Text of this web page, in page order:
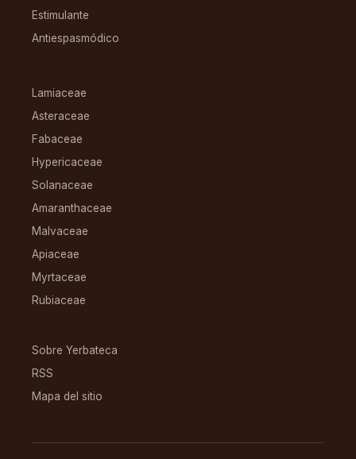
Estimulante
Antiespasmódico
Lamiaceae
Asteraceae
Fabaceae
Hypericaceae
Solanaceae
Amaranthaceae
Malvaceae
Apiaceae
Myrtaceae
Rubiaceae
Sobre Yerbateca
RSS
Mapa del sitio